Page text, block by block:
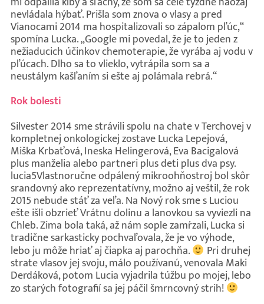
nevládala hýbať. Prišla som znova o vlasy a pred
Vianocami 2014 ma hospitalizovali so zápalom pľúc,“
spomína Lucka. „Google mi povedal, že je to jeden z
nežiaducich účinkov chemoterapie, že vyrába aj vodu v
pľúcach. Dlho sa to vlieklo, vytrápila som sa a
neustálym kašľaním si ešte aj polámala rebrá.“
Rok bolesti
Silvester 2014 sme strávili spolu na chate v Terchovej v
kompletnej onkologickej zostave Lucka Lepejová,
Miška Krbaťová, Ineska Helingerová, Eva Bacigalová
plus manželia alebo partneri plus deti plus dva psy.
lucia5Vlastnoručne odpálený mikroohňostroj bol skôr
srandovný ako reprezentatívny, možno aj veštil, že rok
2015 nebude stáť za veľa. Na Nový rok sme s Luciou
ešte išli obzrieť Vrátnu dolinu a lanovkou sa vyviezli na
Chleb. Zima bola taká, až nám sople zamŕzali, Lucka si
tradične sarkasticky pochvaľovala, že je vo výhode,
lebo ju môže hriať aj čiapka aj parochňa. Pri druhej
strate vlasov jej svoju, málo používanú, venovala Maki
Derdáková, potom Lucia vyjadrila túžbu po mojej, lebo
zo starých fotografií sa jej páčil šmrncovný strih!